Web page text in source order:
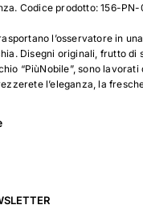
Codice prodotto: 156-PN-
l’osservatore in
Disegni originali, frutto
“PiùNobile”, sono
l’eleganza, la